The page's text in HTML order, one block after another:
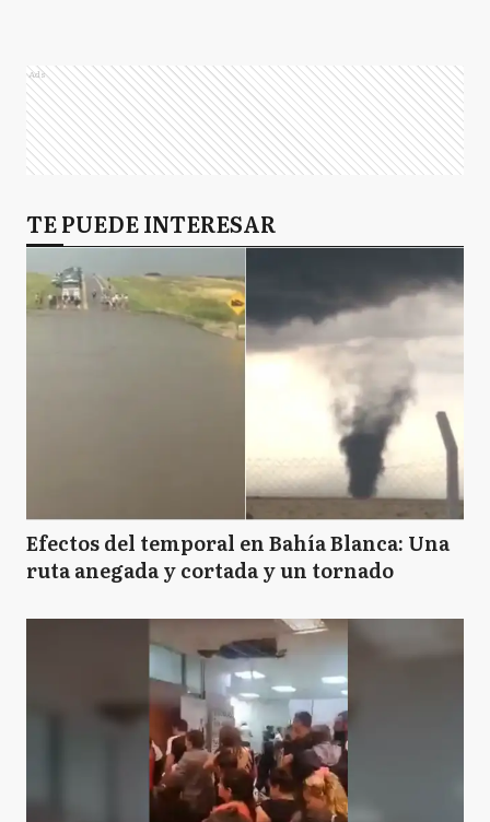
Jorge Milton Capitanich
Fernando "Chino"
Navarro
Ads
TE PUEDE INTERESAR
Efectos del temporal en Bahía Blanca: Una
ruta anegada y cortada y un tornado